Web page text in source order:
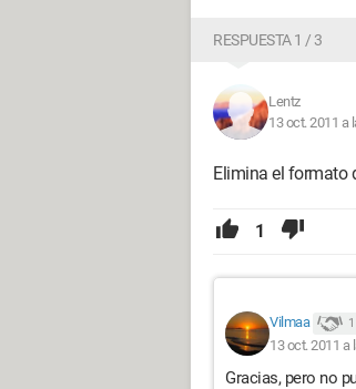
RESPUESTA 1 / 3
Lentz
13 oct. 2011 a
Elimina el formato
1
Vilmaa 1
13 oct. 2011 a
Gracias, pero no